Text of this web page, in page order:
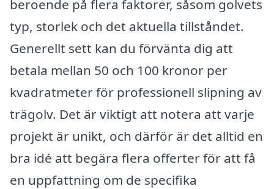
beroende på flera faktorer, såsom golvets
typ, storlek och det aktuella tillståndet.
Generellt sett kan du förvänta dig att
betala mellan 50 och 100 kronor per
kvadratmeter för professionell slipning av
trägolv. Det är viktigt att notera att varje
projekt är unikt, och därför är det alltid en
bra idé att begära flera offerter för att få
en uppfattning om de specifika